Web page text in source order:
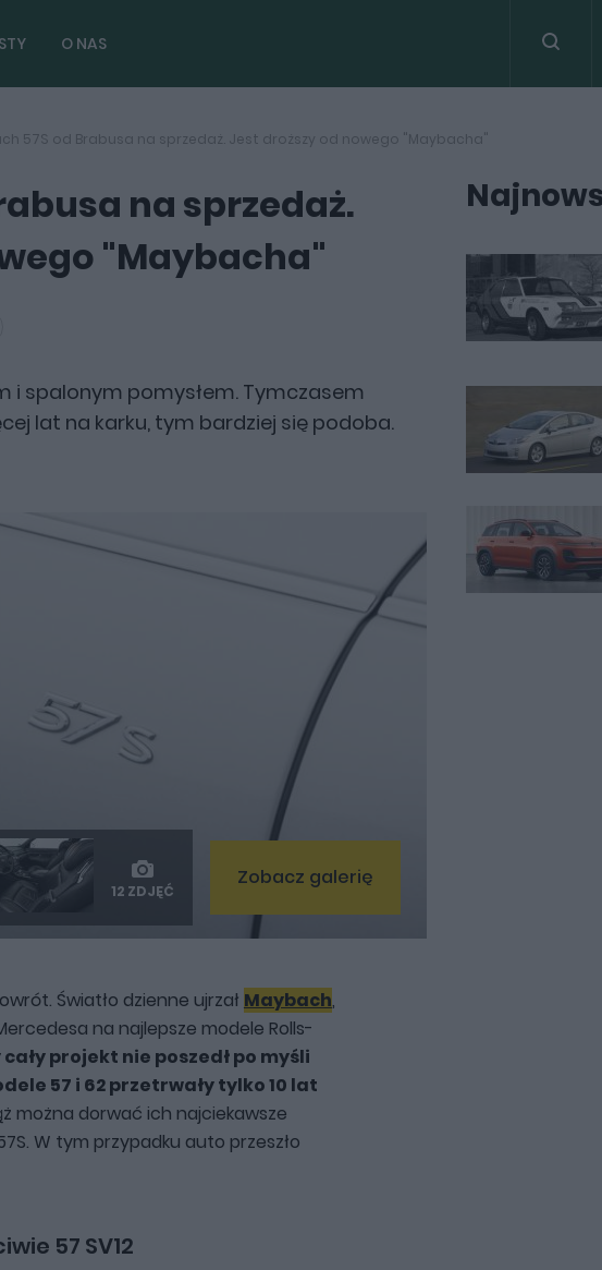
O NAS
57S od Brabusa na sprzedaż. Jest droższy od nowego "Maybacha"
na sprzedaż.
"Maybacha"
i spalonym pomysłem. Tymczasem
lat na karku, tym bardziej się podoba.
12 ZDJĘĆ
Zobacz galerię
Światło dzienne ujrzał Maybach,
na najlepsze modele Rolls-
projekt nie poszedł po myśli
57 i 62 przetrwały tylko 10 lat
można dorwać ich najciekawsze
W tym przypadku auto przeszło
57 SV12